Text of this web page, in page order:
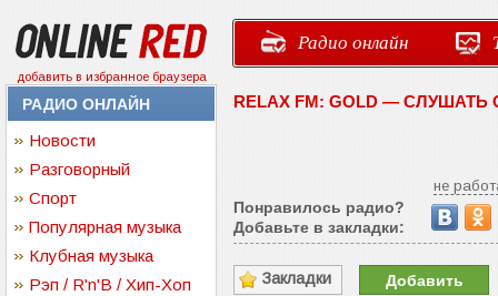
добавить в избранное браузера
Радио онлайн
РАДИО ОНЛАЙН
Новости
Разговорный
Спорт
Популярная музыка
Клубная музыка
Рэп / R'n'B / Хип-Хоп
RELAX FM: GOLD —
не
Понравилось радио?
Добавьте в закладки:
Закладки Добавить